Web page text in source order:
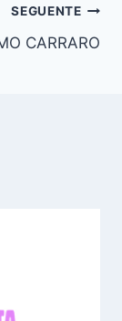
SEGUENTE
CARRARO